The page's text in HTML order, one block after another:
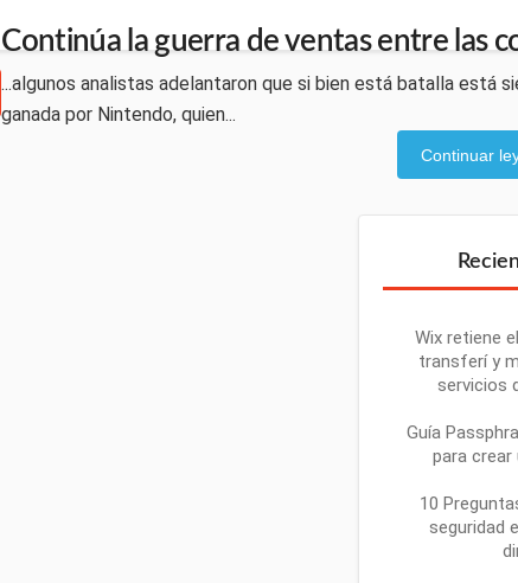
Continúa la guerra de ventas entre las
...algunos analistas adelantaron que si bien está batalla está
ganada por Nintendo, quien...
Continuar
Wix retiene
transferí y
servicios
Guía
para crear
10
seguridad